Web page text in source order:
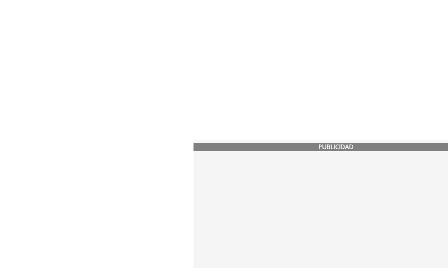
PUBLICIDAD